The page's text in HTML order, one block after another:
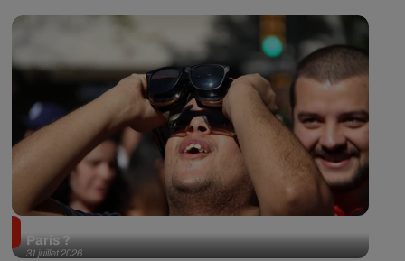
31 juillet 2026
Paris ?